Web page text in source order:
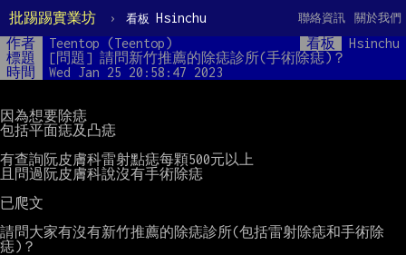
批踢踢實業坊 › 看板 Hsinchu 關於我們
聯絡資訊
作者 Teentop (Teentop) 看板
Hsinchu
標題
[問題] 請問新竹推薦的除痣診所(手術除痣)？
時間
Wed Jan 25 20:58:47 2023
因為想要除痣
包括平面痣及凸痣
有查詢阮皮膚科雷射點痣每顆500元以上
且問過阮皮膚科說沒有手術除痣
已爬文
請問大家有沒有新竹推薦的除痣診所(包括雷射除痣和手術除
痣)？